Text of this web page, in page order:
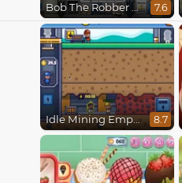
Bob The Robber 4: Season 2 Russia 7.6
Idle Mining Empire 8.7